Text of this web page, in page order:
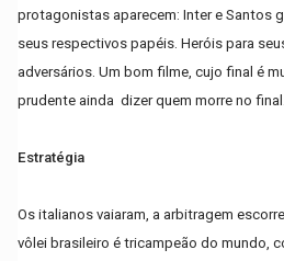
protagonistas aparecem: Inter e Santos
seus respectivos papéis. Heróis para
adversários. Um bom filme, cujo final é
prudente ainda dizer quem morre no final.
Estratégia
Os italianos vaiaram, a arbitragem
vôlei brasileiro é tricampeão do mundo,